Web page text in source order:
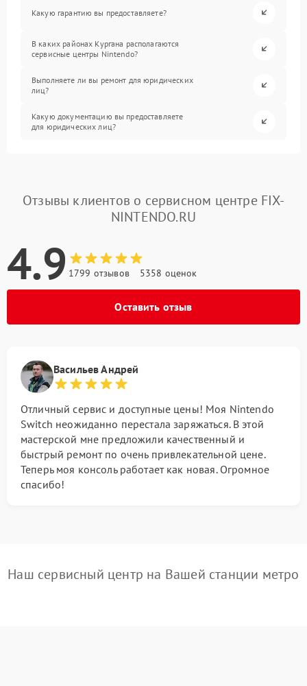
Какую гарантию вы предоставляете?
В каких районах Кургана располагаются
сервисные центры Nintendo?
Выполняете ли вы ремонт для юридических
лиц?
Какую документацию вы предоставляете
для юридических лиц?
Отзывы клиентов о сервисном центре FIX-
NINTENDO.RU
4.9 1799 отзывов 5358 оценок
Оставить отзыв
Васильев Андрей
Отличный сервис и доступные цены! Моя Nintendo
Switch неожиданно перестала заряжаться. В этой
мастерской мне предложили качественный и
быстрый ремонт по очень привлекательной цене.
Теперь моя консоль работает как новая. Огромное
спасибо!
Наш сервисный центр на Вашей станции метро